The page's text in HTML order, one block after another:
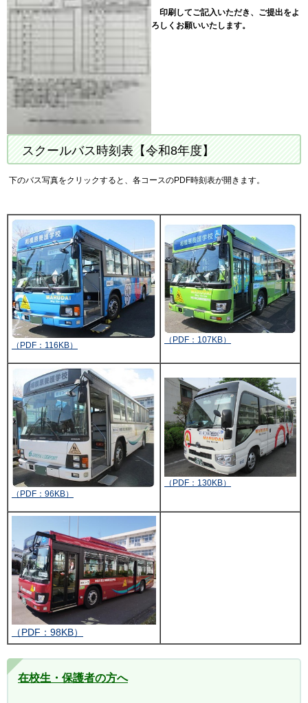
印刷してご記入いただき、ご提出をよ
ろしくお願いいたします。
スクールバス時刻表【令和8年度】
下のバス写真をクリックすると、各コースのPDF時刻表が開きます。
（PDF：116KB）
（PDF：107KB）
（PDF：96KB）
（PDF：130KB）
（PDF：98KB）
在校生・保護者の方へ